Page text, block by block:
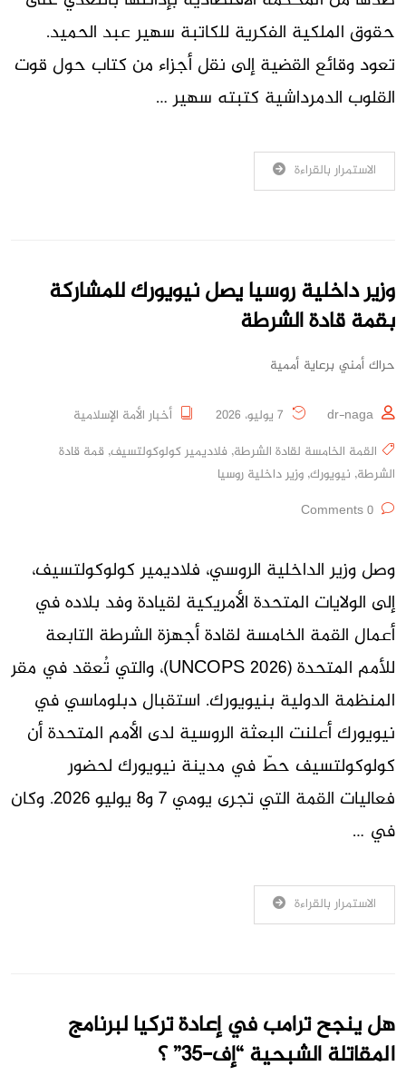
حقوق الملكية الفكرية للكاتبة سهير عبد الحميد.
تعود وقائع القضية إلى نقل أجزاء من كتاب حول قوت
القلوب الدمرداشية كتبته سهير …
الاستمرار بالقراءة
وزير داخلية روسيا يصل نيويورك للمشاركة
بقمة قادة الشرطة
حراك أمني برعاية أممية
dr-naga
أخبار الأمة الإسلامية
القمة الخامسة لقادة الشرطة, فلاديمير كولوكولتسيف, قمة قادة
الشرطة, نيويورك, وزير داخلية روسيا
وصل وزير الداخلية الروسي، فلاديمير كولوكولتسيف،
إلى الولايات المتحدة الأمريكية لقيادة وفد بلاده في
أعمال القمة الخامسة لقادة أجهزة الشرطة التابعة
للأمم المتحدة (UNCOPS 2026)، والتي تُعقد في مقر
المنظمة الدولية بنيويورك. استقبال دبلوماسي في
نيويورك أعلنت البعثة الروسية لدى الأمم المتحدة أن
كولوكولتسيف حطّ في مدينة نيويورك لحضور
فعاليات القمة التي تجرى يومي 7 و8 يوليو 2026. وكان
في …
الاستمرار بالقراءة
هل ينجح ترامب في إعادة تركيا لبرنامج
المقاتلة الشبحية “إف-35” ؟